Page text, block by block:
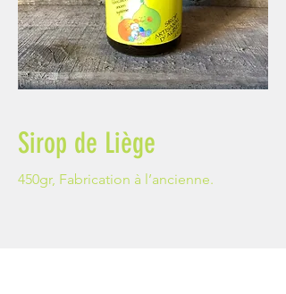
Sirop de Liège
450gr, Fabrication à l’ancienne.